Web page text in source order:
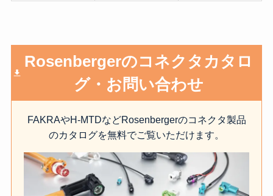
Rosenbergerのコネクタカタロ
グ・お問い合わせ
FAKRAやH-MTDなどRosenbergerのコネクタ製品
のカタログを無料でご覧いただけます。